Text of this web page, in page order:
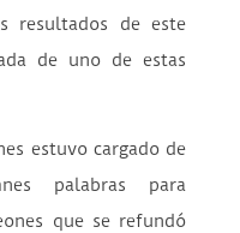
resultados de este
de uno de estas
estuvo cargado de
palabras para
que se refundó